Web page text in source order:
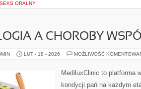
SEKS ORALNY
A CHOROBY
LUT - 18 - 2026 MOŻLIWOŚĆ
MediluxClinic to platforma
kondycji pań na każdym